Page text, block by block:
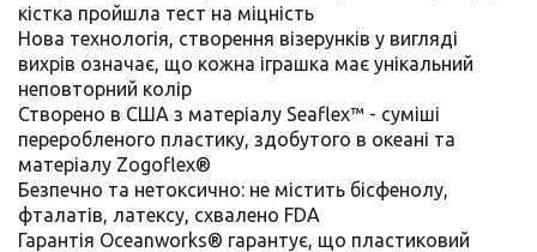
кістка пройшла тест на міцність
Нова технологія, створення візерунків у вигляді
вихрів означає, що кожна іграшка має унікальний
неповторний колір
Створено в США з матеріалу Seaflex™ - суміші
переробленого пластику, здобутого в океані та
матеріалу Zogoflex®
Безпечно та нетоксично: не містить бісфенолу,
фталатів, латексу, схвалено FDA
Гарантія Oceanworks® гарантує, що пластиковий